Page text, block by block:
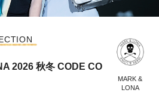
MARK &
LONA
2026 秋冬 CODE CO